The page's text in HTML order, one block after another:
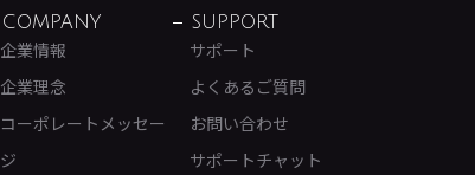
COMPANY
企業情報
企業理念
コーポレートメッセー
ジ
SUPPORT
サポート
よくあるご質問
お問い合わせ
サポートチャット